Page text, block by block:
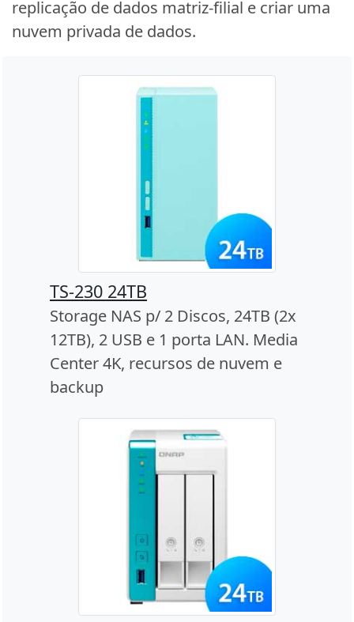
replicação de dados matriz-filial e criar uma
nuvem privada de dados.
TS-230 24TB
Storage NAS p/ 2 Discos, 24TB (2x
12TB), 2 USB e 1 porta LAN. Media
Center 4K, recursos de nuvem e
backup